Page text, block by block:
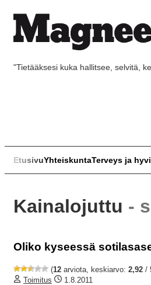
"Tietääksesi kuka hallitsee, selvitä,
EtusivuYhteiskuntaTerveys ja
Kainalojuttu -
Oliko kyseessä
(12 arviota, keskiarvo: 2,92 /
Toimitus
1.8.2011